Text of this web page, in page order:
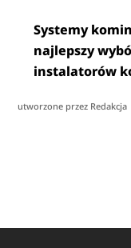
Systemy
najlepszy
instalatorów
utworzone przez Redakcja